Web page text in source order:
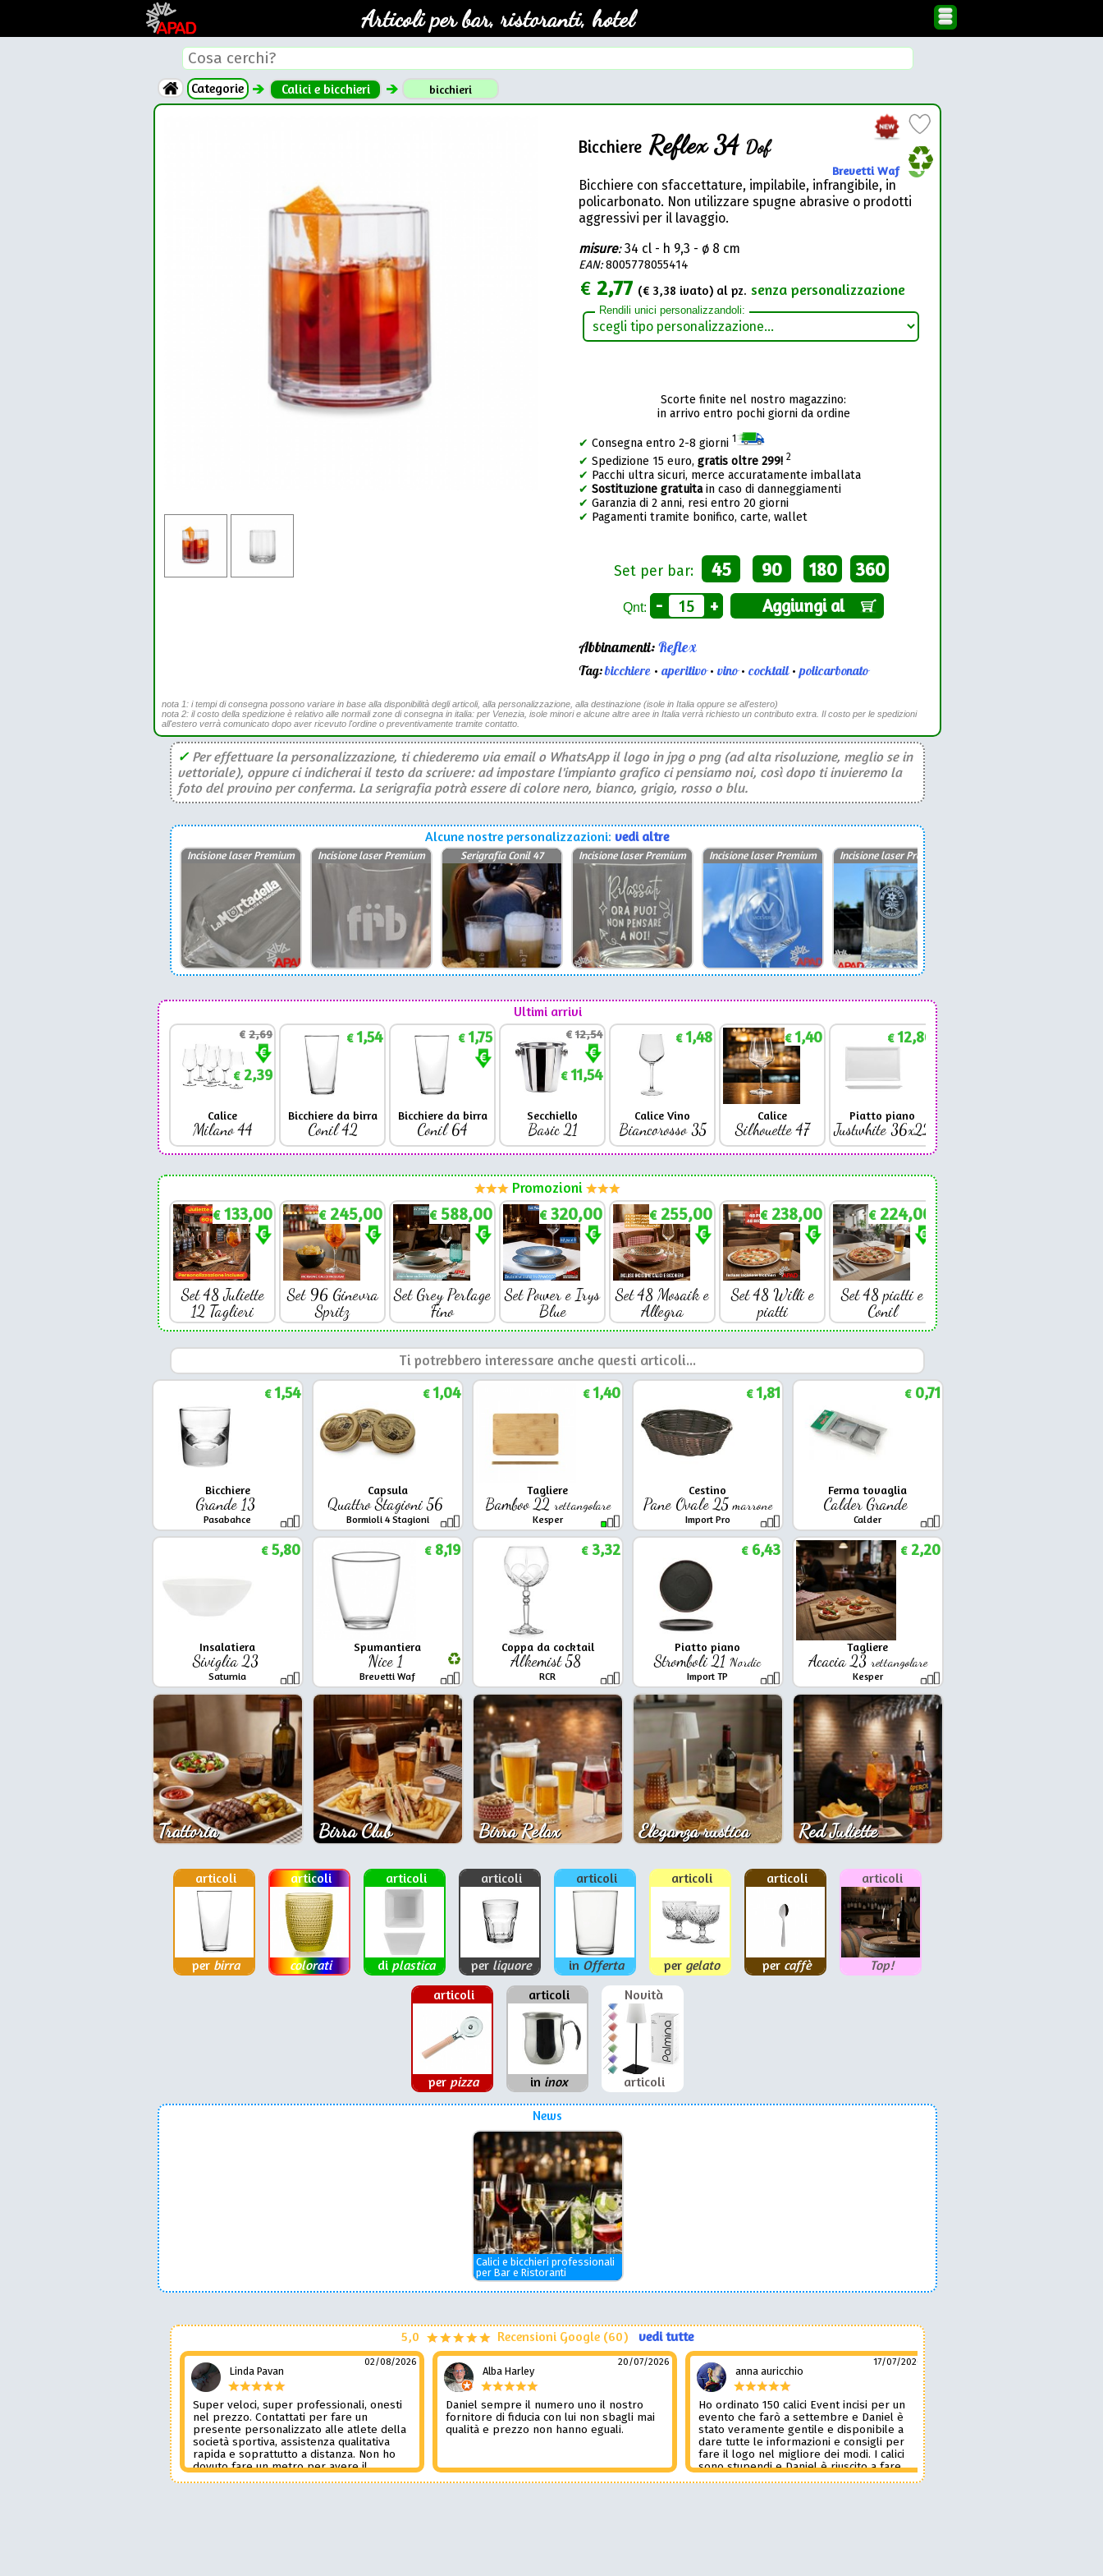
Articoli per bar, ristoranti, hotel
Categorie Calici e bicchieri bicchieri
BicchiereReflex 34 Dof
Brevetti Waf
Bicchiere con sfaccettature, impilabile, infrangibile, in
policarbonato. Non utilizzare spugne abrasive o prodotti
aggressivi per il lavaggio.
misure:34 cl - h 9,3 - ø 8 cm
EAN:8005778055414
€ 2,77 (€ 3,38 ivato) al pz. senza personalizzazione
Rendili unici personalizzandoli:
Scorte finite nel nostro magazzino:
in arrivo entro pochi giorni da ordine
✔ Consegna entro 2-8 giorni 1
✔ Spedizione 15 euro, gratis oltre 299! 2
✔ Pacchi ultra sicuri, merce accuratamente imballata
✔ Sostituzione gratuitain caso di danneggiamenti
✔ Garanzia di 2 anni, resi entro 20 giorni
✔ Pagamenti tramite bonifico, carte, wallet
Set per bar: 45 90 180 360
Qnt: - + Aggiungi al
Abbinamenti:Reflex
Tag:bicchiere• aperitivo• vino• cocktail•policarbonato
nota 1: i tempi di consegna possono variare in base alla disponibilità degli articoli, alla personalizzazione, alla destinazione (isole in Italia oppure se all'estero)
nota 2: il costo della spedizione è relativo alle normali zone di consegna in italia: per Venezia, isole minori e alcune altre aree in Italia verrà richiesto un contributo extra. Il costo per le spedizioni
all'estero verrà comunicato dopo aver ricevuto l'ordine o preventivamente tramite contatto.
✓Per effettuare la personalizzazione, ti chiederemo via email o WhatsApp il logo in jpg o png (ad alta risoluzione, meglio se in
vettoriale), oppure ci indicherai il testo da scrivere: ad impostare l'impianto grafico ci pensiamo noi, così dopo ti invieremo la
foto del provino per conferma. La serigrafia potrà essere di colore nero, bianco, grigio, rosso o blu.
Alcune nostre personalizzazioni: vedi altre
Incisione laser Premium Incisione laser Premium Serigrafia Conil 47 Incisione laser Premium Incisione laser Premium Incisione laser Premium
Ultimi arrivi
€2,69
€2,39
Calice
Milano 44
€1,54
Bicchiere da birra
Conil 42
€1,75
Bicchiere da birra
Conil 64
€12,54
€11,54
Secchiello
Basic 21
€1,48
Calice Vino
Biancorosso 35
€1,40
Calice
Silhouette 47
€12,86
Piatto piano
Justwhite 36x22
Promozioni
€133,00
Set 48 Juliette
12 Taglieri
€245,00
Set 96 Ginevra
Spritz
€588,00
Set Grey Perlage
Fino
€320,00
Set Power e Irys
Blue
€255,00
Set 48 Mosaik e
Allegra
€238,00
Set 48 Willi e
piatti
€224,00
Set 48 piatti e
Conil
Ti potrebbero interessare anche questi articoli...
Bicchiere
Grande 13
Pasabahce
€1,54
Capsula
Quattro Stagioni 56
Bormioli 4 Stagioni
€1,04
Tagliere
Bamboo 22 rettangolare
Kesper
€1,40
Cestino
Pane Ovale 25marrone
Import Pro
€1,81
Ferma tovaglia
Calder Grande
Calder
€0,71
Insalatiera
Siviglia 23
Saturnia
€5,80
Spumantiera
Nice 1
Brevetti Waf
€8,19
Coppa da cocktail
Alkemist 58
RCR
€3,32
Piatto piano
Stromboli 21 Nordic
Import TP
€6,43
Tagliere
Acacia 23 rettangolare
Kesper
€2,20
Trattoria Birra Club Birra Relax Eleganza rustica Red Juliette
articoli
per birra
articoli
colorati
articoli
di plastica
articoli
per liquore
articoli
in Offerta
articoli
per gelato
articoli
per caffè
articoli
Top!
articoli
per pizza
articoli
in inox
Novità
articoli
News
Calici e bicchieri professionali
per Bar e Ristoranti
5,0 Recensioni Google (60) vedi tutte
Linda Pavan
02/08/2026
Super veloci, super professionali, onesti
nel prezzo. Contattati per fare un
presente personalizzato alle atlete della
società sportiva, assistenza qualitativa
rapida e soprattutto a distanza. Non ho
dovuto fare un metro per avere il
prodotto desiderato. Una assistenza del
Alba Harley
20/07/2026
Daniel sempre il numero uno il nostro
fornitore di fiducia con lui non sbagli mai
qualità e prezzo non hanno eguali.
anna auricchio
17/07/2026
Ho ordinato 150 calici Event incisi per un
evento che farò a settembre e Daniel è
stato veramente gentile e disponibile a
dare tutte le informazioni e consigli per
fare il logo nel migliore dei modi. I calici
sono stupendi e Daniel è riuscito a fare
tutto in pochissimi giorni accontentandomi.